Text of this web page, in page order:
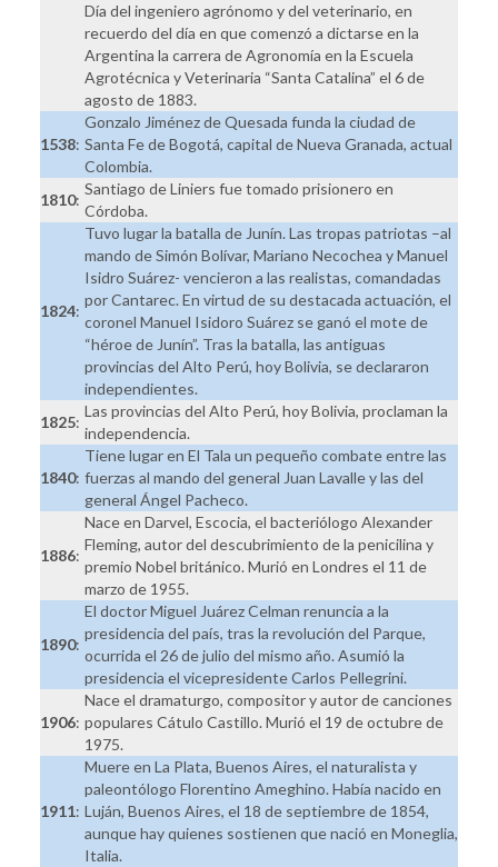
Día del ingeniero agrónomo y del veterinario, en
recuerdo del día en que comenzó a dictarse en la
Argentina la carrera de Agronomía en la Escuela
Agrotécnica y Veterinaria “Santa Catalina” el 6 de
agosto de 1883.
1538:
Gonzalo Jiménez de Quesada funda la ciudad de
Santa Fe de Bogotá, capital de Nueva Granada, actual
Colombia.
1810:
Santiago de Liniers fue tomado prisionero en
Córdoba.
1824:
Tuvo lugar la batalla de Junín. Las tropas patriotas –al
mando de Simón Bolívar, Mariano Necochea y Manuel
Isidro Suárez- vencieron a las realistas, comandadas
por Cantarec. En virtud de su destacada actuación, el
coronel Manuel Isidoro Suárez se ganó el mote de
“héroe de Junín”. Tras la batalla, las antiguas
provincias del Alto Perú, hoy Bolivia, se declararon
independientes.
1825:
Las provincias del Alto Perú, hoy Bolivia, proclaman la
independencia.
1840:
Tiene lugar en El Tala un pequeño combate entre las
fuerzas al mando del general Juan Lavalle y las del
general Ángel Pacheco.
1886:
Nace en Darvel, Escocia, el bacteriólogo Alexander
Fleming, autor del descubrimiento de la penicilina y
premio Nobel británico. Murió en Londres el 11 de
marzo de 1955.
1890:
El doctor Miguel Juárez Celman renuncia a la
presidencia del país, tras la revolución del Parque,
ocurrida el 26 de julio del mismo año. Asumió la
presidencia el vicepresidente Carlos Pellegrini.
1906:
Nace el dramaturgo, compositor y autor de canciones
populares Cátulo Castillo. Murió el 19 de octubre de
1975.
1911:
Muere en La Plata, Buenos Aires, el naturalista y
paleontólogo Florentino Ameghino. Había nacido en
Luján, Buenos Aires, el 18 de septiembre de 1854,
aunque hay quienes sostienen que nació en Moneglia,
Italia.